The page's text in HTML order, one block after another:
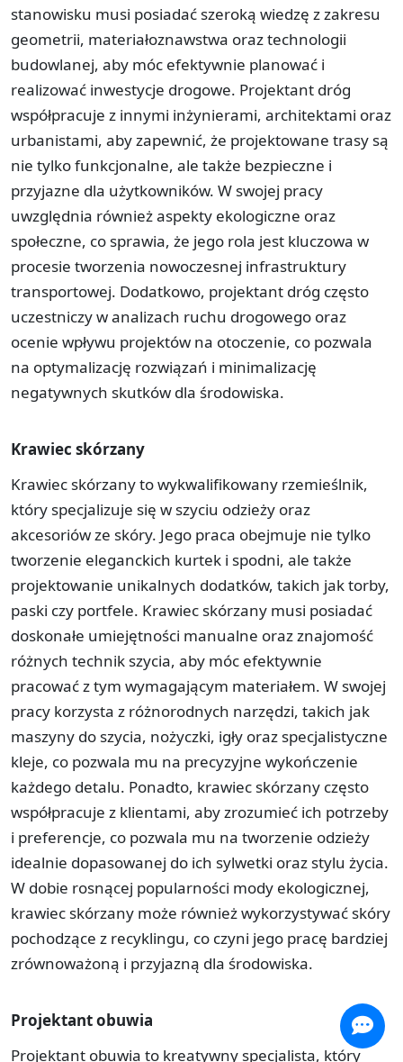
stanowisku musi posiadać szeroką wiedzę z zakresu
geometrii, materiałoznawstwa oraz technologii
budowlanej, aby móc efektywnie planować i
realizować inwestycje drogowe. Projektant dróg
współpracuje z innymi inżynierami, architektami oraz
urbanistami, aby zapewnić, że projektowane trasy są
nie tylko funkcjonalne, ale także bezpieczne i
przyjazne dla użytkowników. W swojej pracy
uwzględnia również aspekty ekologiczne oraz
społeczne, co sprawia, że jego rola jest kluczowa w
procesie tworzenia nowoczesnej infrastruktury
transportowej. Dodatkowo, projektant dróg często
uczestniczy w analizach ruchu drogowego oraz
ocenie wpływu projektów na otoczenie, co pozwala
na optymalizację rozwiązań i minimalizację
negatywnych skutków dla środowiska.
Krawiec skórzany
Krawiec skórzany to wykwalifikowany rzemieślnik,
który specjalizuje się w szyciu odzieży oraz
akcesoriów ze skóry. Jego praca obejmuje nie tylko
tworzenie eleganckich kurtek i spodni, ale także
projektowanie unikalnych dodatków, takich jak torby,
paski czy portfele. Krawiec skórzany musi posiadać
doskonałe umiejętności manualne oraz znajomość
różnych technik szycia, aby móc efektywnie
pracować z tym wymagającym materiałem. W swojej
pracy korzysta z różnorodnych narzędzi, takich jak
maszyny do szycia, nożyczki, igły oraz specjalistyczne
kleje, co pozwala mu na precyzyjne wykończenie
każdego detalu. Ponadto, krawiec skórzany często
współpracuje z klientami, aby zrozumieć ich potrzeby
i preferencje, co pozwala mu na tworzenie odzieży
idealnie dopasowanej do ich sylwetki oraz stylu życia.
W dobie rosnącej popularności mody ekologicznej,
krawiec skórzany może również wykorzystywać skóry
pochodzące z recyklingu, co czyni jego pracę bardziej
zrównoważoną i przyjazną dla środowiska.
Projektant obuwia
Projektant obuwia to kreatywny specjalista, który